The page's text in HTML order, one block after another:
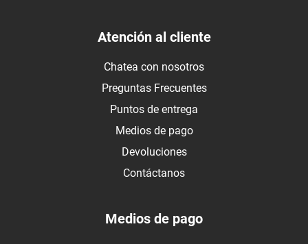
Atención al cliente
Chatea con nosotros
Preguntas Frecuentes
Puntos de entrega
Medios de pago
Devoluciones
Contáctanos
Medios de pago